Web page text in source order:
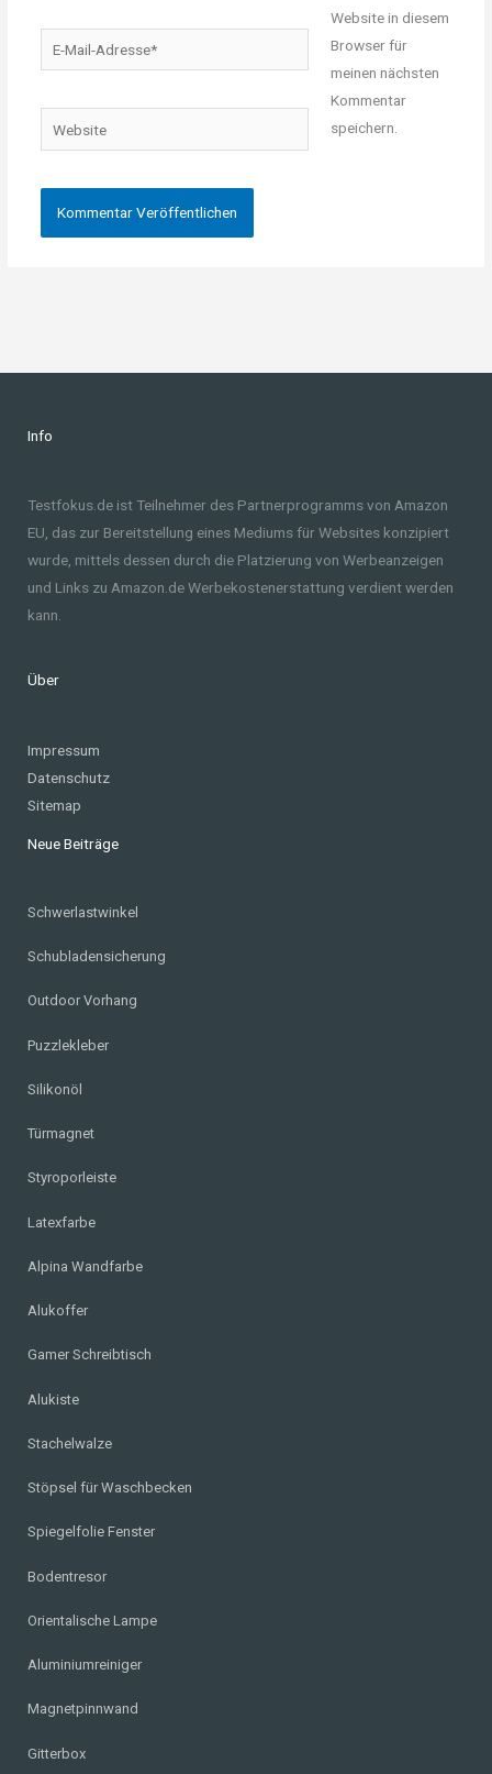
Mail-
Website
Website in diesem
Browser für
meinen nächsten
Kommentar
speichern.
Info
Testfokus.de ist Teilnehmer des Partnerprogramms von Amazon
EU, das zur Bereitstellung eines Mediums für Websites konzipiert
wurde, mittels dessen durch die Platzierung von Werbeanzeigen
und Links zu Amazon.de Werbekostenerstattung verdient werden
kann.
Über
Impressum
Datenschutz
Sitemap
Neue Beiträge
Schwerlastwinkel
Schubladensicherung
Outdoor Vorhang
Puzzlekleber
Silikonöl
Türmagnet
Styroporleiste
Latexfarbe
Alpina Wandfarbe
Alukoffer
Gamer Schreibtisch
Alukiste
Stachelwalze
Stöpsel für Waschbecken
Spiegelfolie Fenster
Bodentresor
Orientalische Lampe
Aluminiumreiniger
Magnetpinnwand
Gitterbox